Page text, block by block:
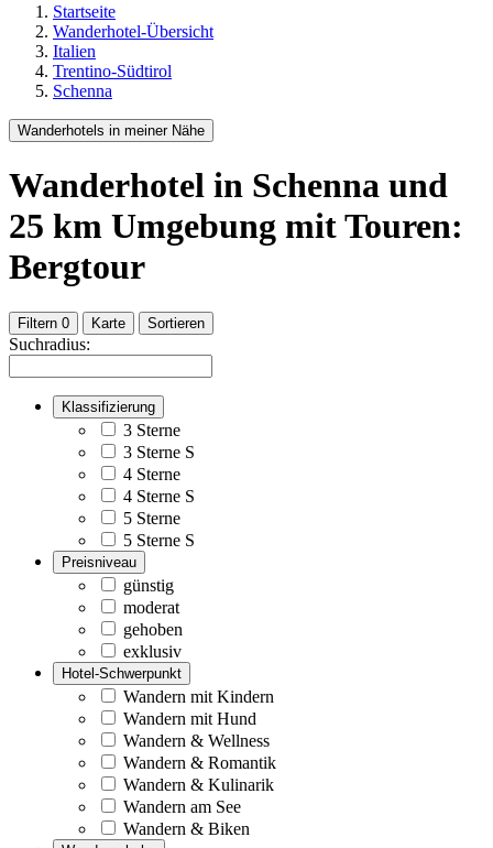
Startseite
Wanderhotel-Übersicht
Italien
Trentino-Südtirol
Schenna
Wanderhotels in meiner Nähe
Wanderhotel in Schenna und
25 km Umgebung mit Touren:
Bergtour
Filtern 0 Karte Sortieren
Suchradius:
Klassifizierung
3 Sterne
3 Sterne S
4 Sterne
4 Sterne S
5 Sterne
5 Sterne S
Preisniveau
günstig
moderat
gehoben
exklusiv
Hotel-Schwerpunkt
Wandern mit Kindern
Wandern mit Hund
Wandern & Wellness
Wandern & Romantik
Wandern & Kulinarik
Wandern am See
Wandern & Biken